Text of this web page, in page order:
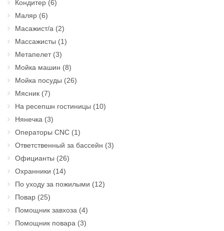
Кондитер (6)
Маляр (6)
Масажист/а (2)
Массажисты (1)
Метапелет(3)
Мойка машин (8)
Мойка посуды (26)
Мясник (7)
На ресепшн гостиницы (10)
Нянечка (3)
Операторы CNC (1)
Ответственный за бассейн (3)
Официанты (26)
Охранники (14)
По уходу за пожилыми (12)
Повар (25)
Помощник завхоза (4)
Помощник повара (3)